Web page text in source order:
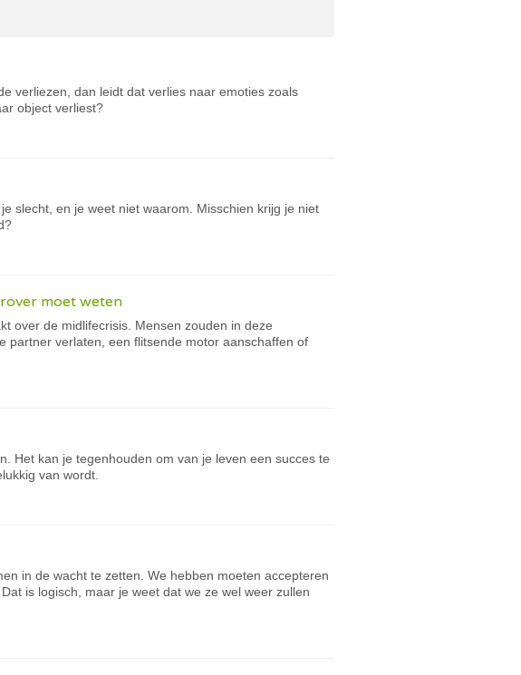
verliezen, dan leidt dat verlies naar emoties zoals
object verliest?
slecht, en je weet niet waarom. Misschien krijg je niet
moet weten
over de midlifecrisis. Mensen zouden in deze
partner verlaten, een flitsende motor aanschaffen of
Het kan je tegenhouden om van je leven een succes te
van wordt.
in de wacht te zetten. We hebben moeten accepteren
is logisch, maar je weet dat we ze wel weer zullen